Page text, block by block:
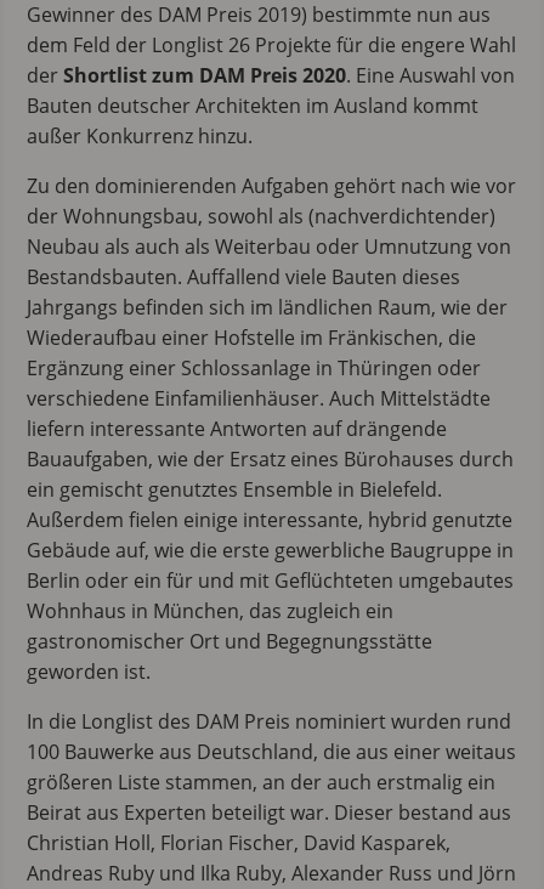
Gewinner des DAM Preis 2019) bestimmte nun aus
dem Feld der Longlist 26 Projekte für die engere Wahl
derShortlist zum DAM Preis 2020. Eine Auswahl von
Bauten deutscher Architekten im Ausland kommt
außer Konkurrenz hinzu.
Zu den dominierenden Aufgaben gehört nach wie vor
der Wohnungsbau, sowohl als (nachverdichtender)
Neubau als auch als Weiterbau oder Umnutzung von
Bestandsbauten. Auffallend viele Bauten dieses
Jahrgangs befinden sich im ländlichen Raum, wie der
Wiederaufbau einer Hofstelle im Fränkischen, die
Ergänzung einer Schlossanlage in Thüringen oder
verschiedene Einfamilienhäuser. Auch Mittelstädte
liefern interessante Antworten auf drängende
Bauaufgaben, wie der Ersatz eines Bürohauses durch
ein gemischt genutztes Ensemble in Bielefeld.
Außerdem fielen einige interessante, hybrid genutzte
Gebäude auf, wie die erste gewerbliche Baugruppe in
Berlin oder ein für und mit Geflüchteten umgebautes
Wohnhaus in München, das zugleich ein
gastronomischer Ort und Begegnungsstätte
geworden ist.
In die Longlist des DAM Preis nominiert wurden rund
100 Bauwerke aus Deutschland, die aus einer weitaus
größeren Liste stammen, an der auch erstmalig ein
Beirat aus Experten beteiligt war. Dieser bestand aus
Christian Holl, Florian Fischer, David Kasparek,
Andreas Ruby und Ilka Ruby, Alexander Russ und Jörn